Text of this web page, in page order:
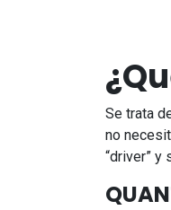
Se trata
no
“driver” y